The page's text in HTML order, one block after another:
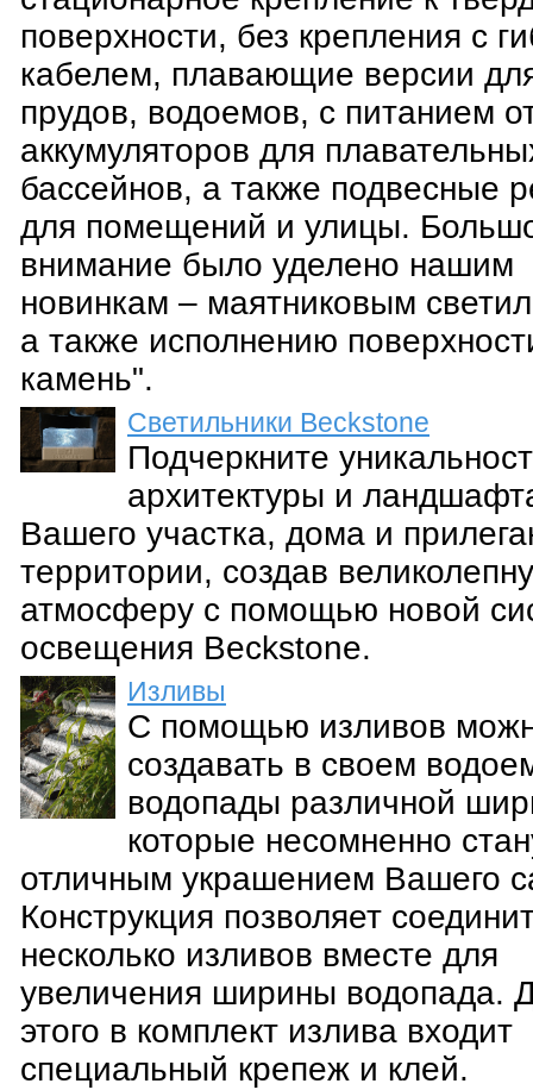
поверхности, без крепления с
кабелем, плавающие версии
прудов, водоемов, с питанием
аккумуляторов для
бассейнов, а также подвесные
для помещений и улицы.
внимание было уделено нашим
новинкам – маятниковым
а также исполнению
камень".
Светильники Beckstone
Подчеркните
архитектуры и
Вашего участка, дома и
территории, создав
атмосферу с помощью новой
освещения Beckstone.
Изливы
С помощью изливов
создавать в своем
водопады различной
которые несомненно
отличным украшением Вашего
Конструкция позволяет
несколько изливов вместе для
увеличения ширины водопада.
этого в комплект излива входит
специальный крепеж и клей.